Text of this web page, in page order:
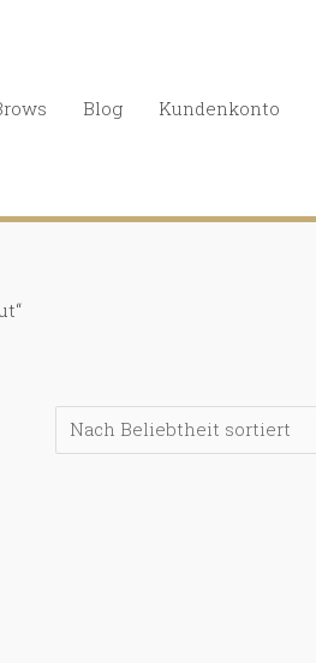
Blog Kundenkonto